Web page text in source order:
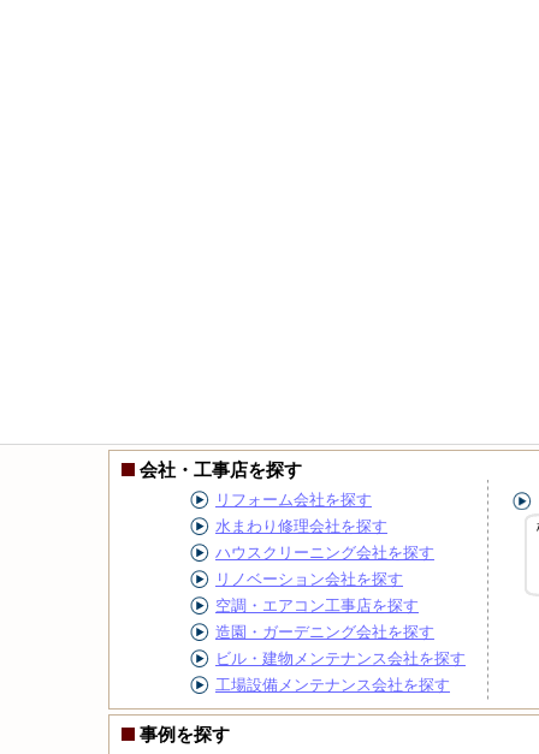
会社・工事店を探す
リフォーム会社を探す
水まわり修理会社を探す
ハウスクリーニング会社を探す
リノベーション会社を探す
空調・エアコン工事店を探す
造園・ガーデニング会社を探す
ビル・建物メンテナンス会社を探す
工場設備メンテナンス会社を探す
事例を探す